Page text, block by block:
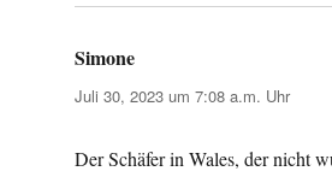
Simone
Juli 30, 2023 um 7:08 a.m. Uhr
Der Schäfer in Wales, der nicht